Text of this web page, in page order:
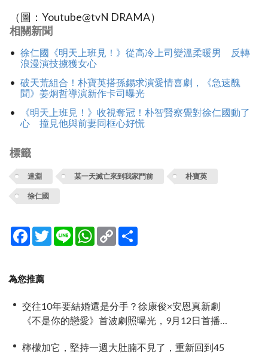
（圖：Youtube@tvN DRAMA）
相關新聞
徐仁國《明天上班見！》從高冷上司變溫柔暖男 反轉
浪漫演技擄獲女心
破天荒組合！朴寶英搭孫錫求演愛情喜劇，《急速醜
聞》姜炯哲導演新作卡司曝光
《明天上班見！》收視奪冠！朴智賢察覺對徐仁國動了
心 撞見他與前妻同框心好慌
標籤
達淵 某一天滅亡來到我家門前 朴寶英
徐仁國
Facebook
TwitterLine WhatsApp
Copy
Link
為您推薦
交往10年要結婚還是分手？徐康俊×安恩真新劇
《不是你的戀愛》首波劇照曝光，9月12日首播引
檸檬加它，堅持一週大肚腩不見了，重新回到45